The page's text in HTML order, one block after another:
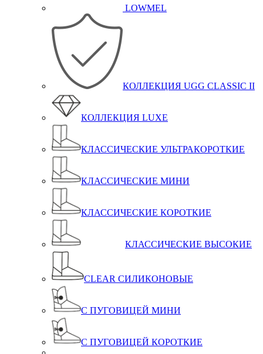
LOWMEL
КОЛЛЕКЦИЯ UGG CLASSIC II
КОЛЛЕКЦИЯ LUXE
КЛАССИЧЕСКИЕ УЛЬТРАКОРОТКИЕ
КЛАССИЧЕСКИЕ МИНИ
КЛАССИЧЕСКИЕ КОРОТКИЕ
КЛАССИЧЕСКИЕ ВЫСОКИЕ
CLEAR СИЛИКОНОВЫЕ
С ПУГОВИЦЕЙ МИНИ
С ПУГОВИЦЕЙ КОРОТКИЕ